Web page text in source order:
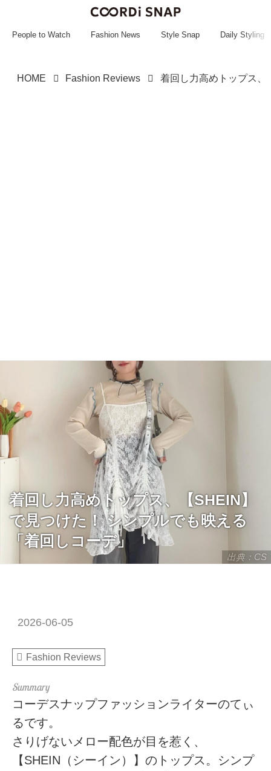
~~~~~~~~~~~
People to Watch Fashion News Style Snap Daily Styling
HOME Fashion Reviews
出典：CS
着回し力高めトップス、【SHEIN】
で見つけた！ シンプルでも映える
「着回しコーデ」
2026-06-05
Fashion Reviews
コーデスナップファッションライターのてぃ
るです。
さりげないメロー配色が目を惹く、
【SHEIN（シーイン）】のトップス。シンプ